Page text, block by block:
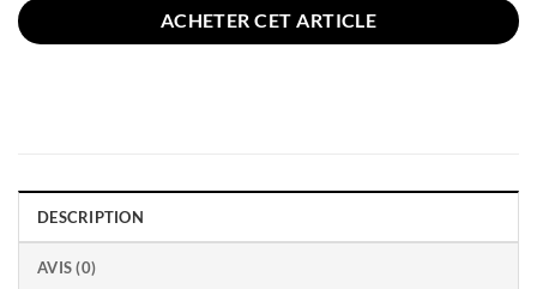
ACHETER CET ARTICLE
DESCRIPTION
AVIS (0)